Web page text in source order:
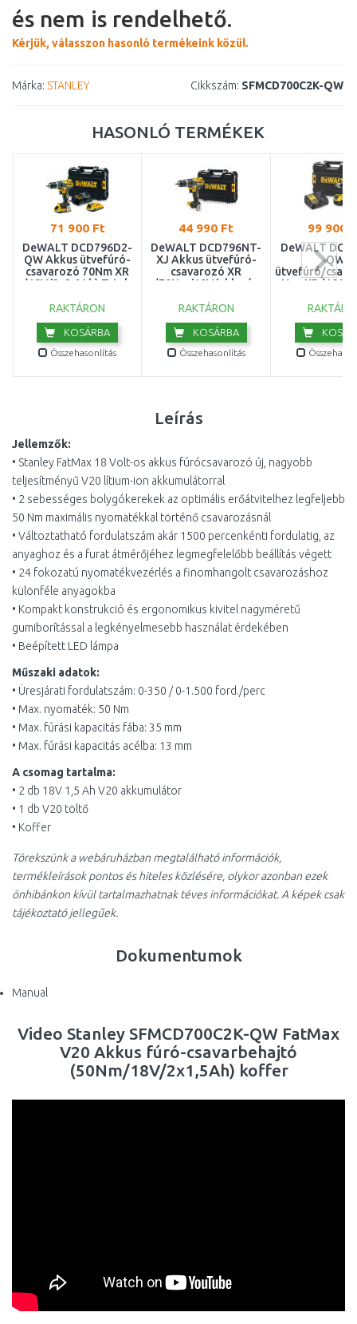
és nem is rendelhető.
Kérjük, válasszon hasonló termékeink közül.
Márka: STANLEY Cikkszám: SFMCD700C2K-QW
HASONLÓ TERMÉKEK
71 900 Ft
DeWALT DCD796D2-
QW Akkus ütvefúró-
csavarozó 70Nm XR
(18V/2x2,0Ah) Tstak
RAKTÁRON
KOSÁRBA
Összehasonlítás
44 990 Ft
DeWALT DCD796NT-
XJ Akkus ütvefúró-
csavarozó XR
(70Nm/18V/akku és
RAKTÁRON
KOSÁRBA
Összehasonlítás
99 900
DeWALT
QW
ütvefúró/
Nm, XR (18 V
Leírás
Jellemzők:
• Stanley FatMax 18 Volt-os akkus fúrócsavarozó új, nagyobb
teljesítményű V20 lítium-ion akkumulátorral
• 2 sebességes bolygókerekek az optimális erőátvitelhez legfeljebb
50 Nm maximális nyomatékkal történő csavarozásnál
• Változtatható fordulatszám akár 1500 percenkénti fordulatig, az
anyaghoz és a furat átmérőjéhez legmegfelelőbb beállítás végett
• 24 fokozatú nyomatékvezérlés a finomhangolt csavarozáshoz
különféle anyagokba
• Kompakt konstrukció és ergonomikus kivitel nagyméretű
gumiborítással a legkényelmesebb használat érdekében
• Beépített LED lámpa
Műszaki adatok:
• Üresjárati fordulatszám: 0-350 / 0-1.500 ford./perc
• Max. nyomaték: 50 Nm
• Max. fúrási kapacitás fába: 35 mm
• Max. fúrási kapacitás acélba: 13 mm
A csomag tartalma:
• 2 db 18V 1,5 Ah V20 akkumulátor
• 1 db V20 töltő
• Koffer
Törekszünk a webáruházban megtalálható információk,
termékleírások pontos és hiteles közlésére, olykor azonban ezek
önhibánkon kívül tartalmazhatnak téves információkat. A képek csak
tájékoztató jellegűek.
Dokumentumok
Manual
Video Stanley SFMCD700C2K-QW FatMax
V20 Akkus fúró-csavarbehajtó
(50Nm/18V/2x1,5Ah) koffer